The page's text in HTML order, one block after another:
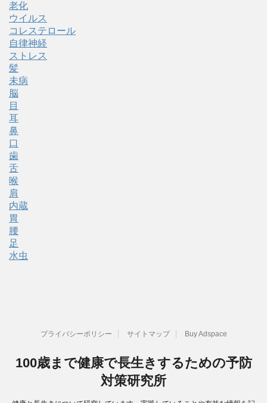
老化
ウイルス
コレステロール
自律神経
ストレス
髪
未病
脳
目
耳
鼻
口
歯
舌
喉
肩
内蔵
胃
腰
足
水虫
プライバシーポリシー サイトマップ Buy Adspace
100歳まで健康で長生きするための予防
対策研究所